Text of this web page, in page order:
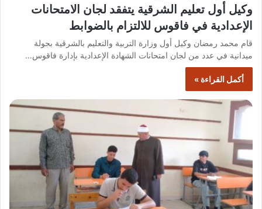
وكيل أول تعليم الشرقية يتفقد لجان الامتحانات
الإعدادية في فاقوس للالتزام بالضوابط
قام محمد رمضان وكيل أول وزارة التربية والتعليم بالشرقية بجولة
ميدانية في عدد من لجان امتحانات الشهادة الإعدادية بإدارة فاقوس…
أكمل القراءة »